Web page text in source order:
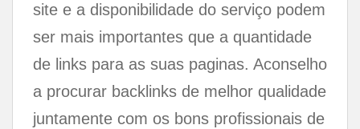
site e a disponibilidade do serviço podem
ser mais importantes que a quantidade
de links para as suas paginas. Aconselho
a procurar backlinks de melhor qualidade
juntamente com os bons profissionais de